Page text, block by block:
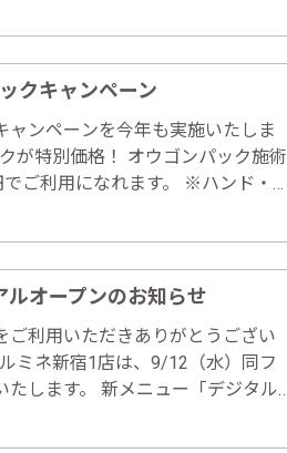
、ジョジョファンはぜひ♪ 各……
クキャンペーン
ャンペーンを今年も実施いたしま
が特別価格！ オウゴンパック施術
ご利用になれます。 ※ハンド・フ
ビーバンジョア オウゴン……
オープンのお知らせ
ご利用いただきありがとうござい
ミネ新宿1店は、9/12（水）同フ
します。 新メニュー「デジタル
ます。 ・デジタルネイルアー